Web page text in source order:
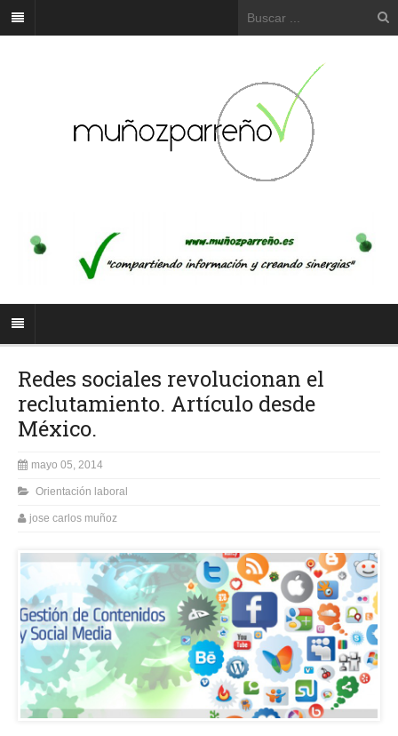
Redes sociales revolucionan el
reclutamiento. Artículo desde
México.
mayo 05, 2014
Orientación laboral
jose carlos muñoz